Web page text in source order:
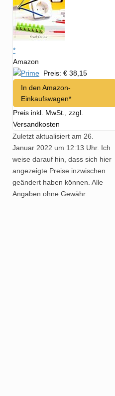
*
Amazon
Preis: € 38,15
In den Amazon-
Einkaufswagen*
Preis inkl. MwSt., zzgl.
Versandkosten
Zuletzt aktualisiert am 26.
Januar 2022 um 12:13 Uhr. Ich
weise darauf hin, dass sich hier
angezeigte Preise inzwischen
geändert haben können. Alle
Angaben ohne Gewähr.